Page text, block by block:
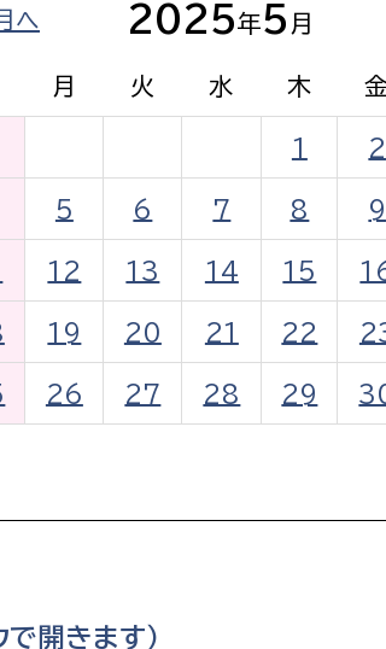
働きたい
遊びたい
小田原のことを知りたい
イベント・講座などに参加
まちづくりに関わりたい
務所
環境政策課
ゼロカーボン推進
地域交通課
へ 2025年5 月
月 火 水 木
1 2
5 6 7 8 9
12 13 14 15
19 20 21 22
26 27 28 29
開きます）